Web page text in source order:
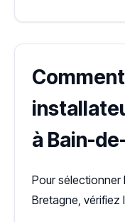
à Bain-
Pour
Bretagne, vérifiez